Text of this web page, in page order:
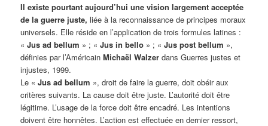
Il existe pourtant aujourd’hui une vision largement acceptée
de la guerre juste, liée à la reconnaissance de principes moraux
universels. Elle réside en l’application de trois formules latines :
«Jus ad bellum » ; «Jus in bello » ; «Jus post bellum »,
définies par l’AméricainMichaël Walzer dans Guerres justes et
injustes, 1999.
Le «Jus ad bellum », droit de faire la guerre, doit obéir aux
critères suivants. La cause doit être juste. L’autorité doit être
légitime. L’usage de la force doit être encadré. Les intentions
doivent être honnêtes. L’action est effectuée en dernier ressort,